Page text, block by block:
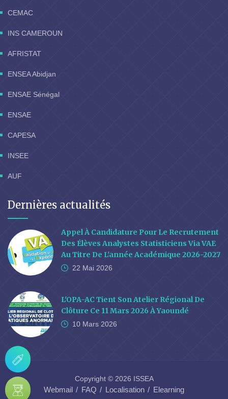
CEMAC
INS CAMEROUN
AFRISTAT
ENSEA Abidjan
ENSAE Sénégal
ENSAE
CAPESA
INSEE
AUF
Dernières actualités
Appel À Candidature Pour Le Recrutement
Des Élèves Analystes Statisticiens Via VAE
Au Titre De L'année Académique 2026-2027
22 Mai 2026
L'OPA-AC Tient Son Atelier Régional De
Clôture Ce 11 Mars 2026 À Yaoundé
10 Mars 2026
Copyright © 2026 ISSEA
Webmail FAQ Localisation Elearning